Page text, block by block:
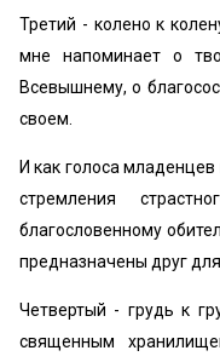
Третий - колено к
мне напоминает о
Всевышнему, о
своем.
И как голоса младенцев
стремления
благословенному
предназначены друг для
Четвертый - грудь к
священным